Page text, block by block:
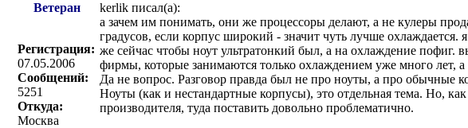
Ветеран
Регистрация:
07.05.2006
Сообщений:
5251
Откуда:
Москва
kerlik писал(a):
а зачем им понимать, они же процессоры делают, а не кулеры
градусов, если корпус широкий - значит чуть лучше охлаждается.
же сейчас чтобы ноут ультратонкий был, а на охлаждение пофиг.
фирмы, которые занимаются только охлаждением уже много лет,
Да не вопрос. Разговор правда был не про ноуты, а про обычные
Ноуты (как и нестандартные корпусы), это отдельная тема. Но,
производителя, туда поставить довольно проблематично.